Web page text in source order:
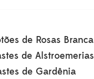
de Rosas Branca
de Alstroemerias
de Gardênia